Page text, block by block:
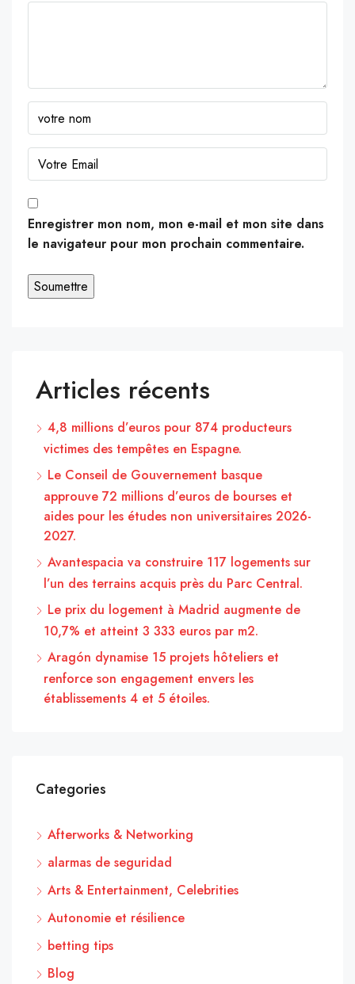
Enregistrer mon nom, mon e-mail et mon site dans
le navigateur pour mon prochain commentaire.
Articles récents
4,8 millions d’euros pour 874 producteurs
victimes des tempêtes en Espagne.
Le Conseil de Gouvernement basque
approuve 72 millions d’euros de bourses et
aides pour les études non universitaires 2026-
2027.
Avantespacia va construire 117 logements sur
l’un des terrains acquis près du Parc Central.
Le prix du logement à Madrid augmente de
10,7% et atteint 3 333 euros par m2.
Aragón dynamise 15 projets hôteliers et
renforce son engagement envers les
établissements 4 et 5 étoiles.
Categories
Afterworks & Networking
alarmas de seguridad
Arts & Entertainment, Celebrities
Autonomie et résilience
betting tips
Blog